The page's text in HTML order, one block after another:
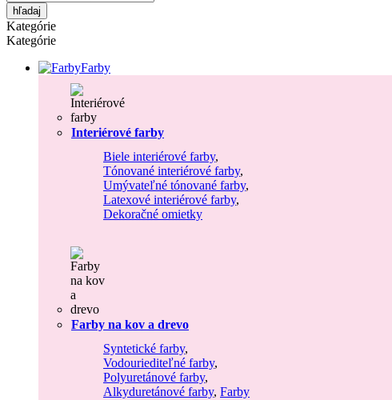
hľadaj
Kategórie
Kategórie
Farby
Interiérové farby
Biele interiérové farby,
Tónované interiérové farby,
Umývateľné tónované farby,
Latexové interiérové farby,
Dekoračné omietky
Farby na kov a drevo
Syntetické farby,
Vodouriediteľné farby,
Polyuretánové farby,
Alkyduretánové farby, Farby